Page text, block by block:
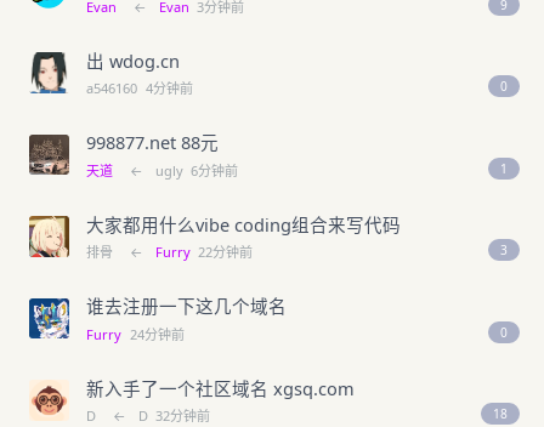
Evan ← Evan 3分钟前 9
出 wdog.cn
a546160 4分钟前 0
998877.net 88元
天道 ← ugly 6分钟前 1
大家都用什么vibe coding组合来写代码
排骨 ← Furry 22分钟前 3
谁去注册一下这几个域名
Furry 24分钟前 0
新入手了一个社区域名 xgsq.com
D ← D 32分钟前 18